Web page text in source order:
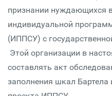
признании нуждающихся
индивидуальной
(ИППСУ) с
Этой организации в
составлять акт
заполнения шкал